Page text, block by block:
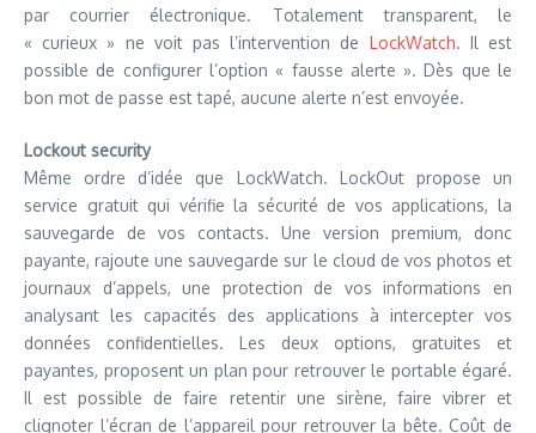
par courrier électronique. Totalement transparent, le
« curieux » ne voit pas l’intervention de LockWatch. Il est
possible de configurer l’option « fausse alerte ». Dès que le
bon mot de passe est tapé, aucune alerte n’est envoyée.
Lockout security
Même ordre d’idée que LockWatch. LockOut propose un
service gratuit qui vérifie la sécurité de vos applications, la
sauvegarde de vos contacts. Une version premium, donc
payante, rajoute une sauvegarde sur le cloud de vos photos et
journaux d’appels, une protection de vos informations en
analysant les capacités des applications à intercepter vos
données confidentielles. Les deux options, gratuites et
payantes, proposent un plan pour retrouver le portable égaré.
Il est possible de faire retentir une sirène, faire vibrer et
clignoter l’écran de l’appareil pour retrouver la bête. Coût de